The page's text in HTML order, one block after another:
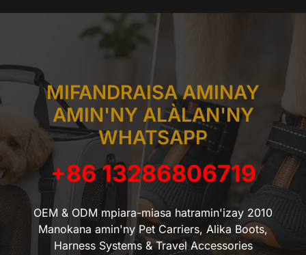
MIFANDRAISA AMINAY
AMIN'NY ALÀLAN'NY
WHATSAPP
+86 13286806719
OEM & ODM mpiara-miasa hatramin'izay 2010
Manokana amin'ny Pet Carriers, Alika Boots,
Harness Systems & Travel Accessories